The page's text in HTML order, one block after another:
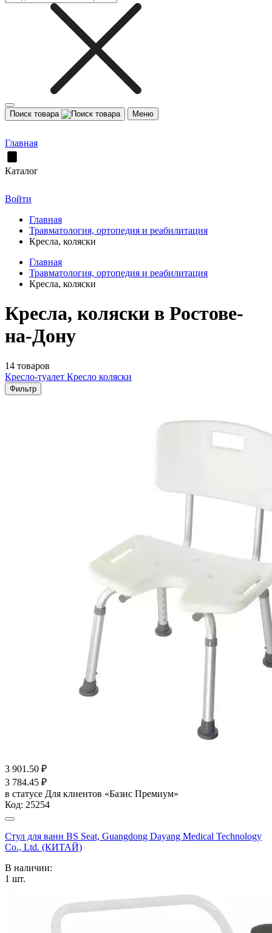
Поиск товара Меню
Главная
Каталог
Войти
Главная
Травматология, ортопедия и реабилитация
Кресла, коляски
Главная
Травматология, ортопедия и реабилитация
Кресла, коляски
Кресла, коляски в Ростове-
на-Дону
14 товаров
Кресло-туалет Кресло коляски
Фильтр
3 901.50 ₽
3 784.45 ₽
в статусе Для клиентов «Базис Премиум»
Код: 25254
Стул для ванн BS Seat, Guangdong Dayang Medical Technology
Co., Ltd. (КИТАЙ)
В наличии:
1 шт.